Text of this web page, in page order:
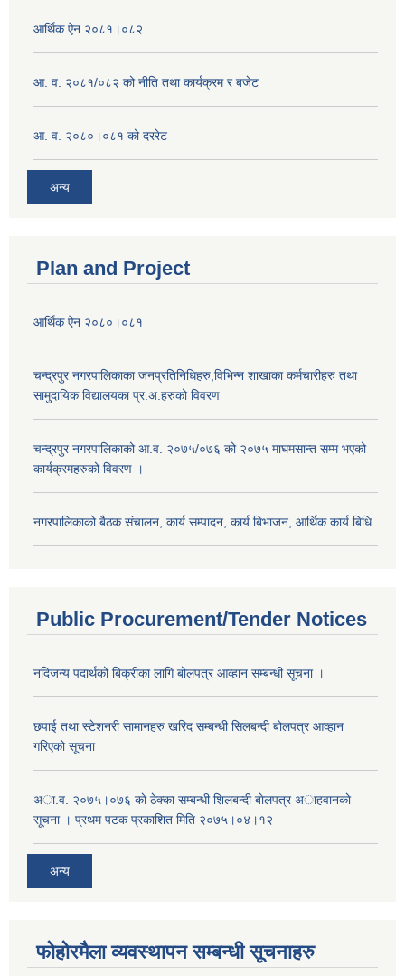
आर्थिक ऐन २०८१।०८२
आ. व. २०८१/०८२ को नीति तथा कार्यक्रम र बजेट
आ. व. २०८०।०८१ को दररेट
अन्य
Plan and Project
आर्थिक ऐन २०८०।०८१
चन्द्रपुर नगरपालिकाका जनप्रतिनिधिहरु,विभिन्न शाखाका कर्मचारीहरु तथा
सामुदायिक विद्यालयका प्र.अ.हरुको विवरण
चन्द्रपुर नगरपालिकाको आ.व. २०७५/०७६ को २०७५ माघमसान्त सम्म भएको
कार्यक्रमहरुको विवरण ।
नगरपालिकाको बैठक संचालन, कार्य सम्पादन, कार्य बिभाजन, आर्थिक कार्य बिधि
Public Procurement/Tender Notices
नदिजन्य पदार्थको बिक्रीका लागि बोलपत्र आव्हान सम्बन्धी सूचना ।
छपाई तथा स्टेशनरी सामानहरु खरिद सम्बन्धी सिलबन्दी बोलपत्र आव्हान
गरिएको सूचना
अा.व. २०७५।०७६ काे ठेक्का सम्बन्धी शिलबन्दी बाेलपत्र अाहवानकाे
सूचना । प्रथम पटक प्रकाशित मिति २०७५।०४।१२
अन्य
फोहोरमैला व्यवस्थापन सम्बन्धी सूचनाहरु